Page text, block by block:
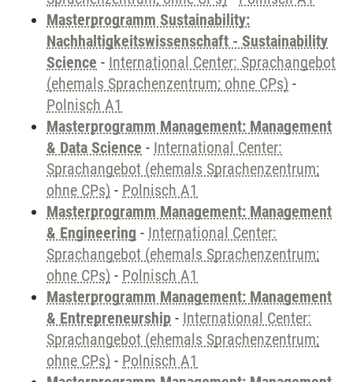
Masterprogramm Sustainability:
Nachhaltigkeitswissenschaft - Sustainability
Science - International Center: Sprachangebot
(ehemals Sprachenzentrum; ohne CPs) -
Polnisch A1
Masterprogramm Management: Management
& Data Science - International Center:
Sprachangebot (ehemals Sprachenzentrum;
ohne CPs) - Polnisch A1
Masterprogramm Management: Management
& Engineering - International Center:
Sprachangebot (ehemals Sprachenzentrum;
ohne CPs) - Polnisch A1
Masterprogramm Management: Management
& Entrepreneurship - International Center:
Sprachangebot (ehemals Sprachenzentrum;
ohne CPs) - Polnisch A1